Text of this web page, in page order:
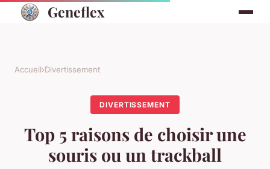
Geneflex
Accueil›Divertissement
DIVERTISSEMENT
Top 5 raisons de choisir une
souris ou un trackball